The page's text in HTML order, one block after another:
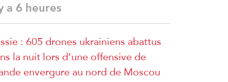
a 6 heures
: 605 drones ukrainiens abattus
la nuit lors d’une offensive de
envergure au nord de Moscou